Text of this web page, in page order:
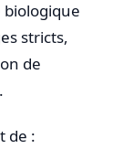
biologique
stricts,
de
de :